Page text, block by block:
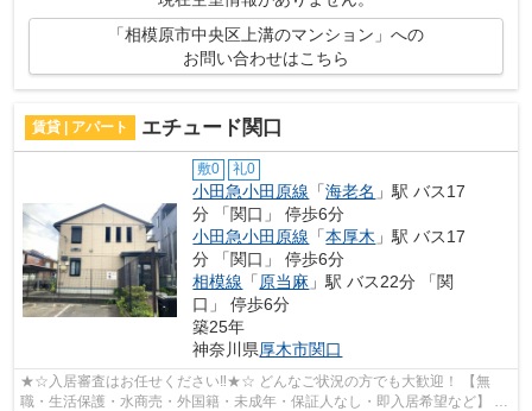
「相模原市中央区上溝のマンション」への
お問い合わせはこちら
賃貸 | アパート エチュード関口
敷0 礼0
小田急小田原線 「海老名 」駅 バス17
分 「関口」 停歩6分
小田急小田原線 「本厚木 」駅 バス17
分 「関口」 停歩6分
相模線 「 原当麻 」駅 バス22分 「関
口」 停歩6分
築25年
神奈川県厚木市関口
★☆入居審査はお任せください‼★☆ どんなご状況の方でも大歓迎！ 【無
職・生活保護・水商売・外国籍・未成年・保証人なし・即入居希望など】 ネ